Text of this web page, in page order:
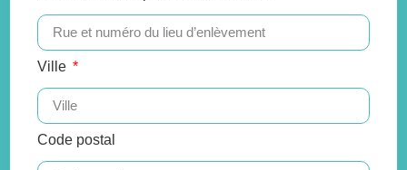
Ville
Code postal